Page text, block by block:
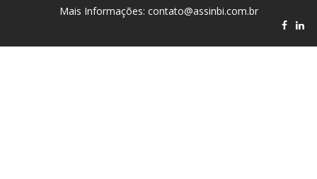
Mais Informações: contato@assinbi.com.br